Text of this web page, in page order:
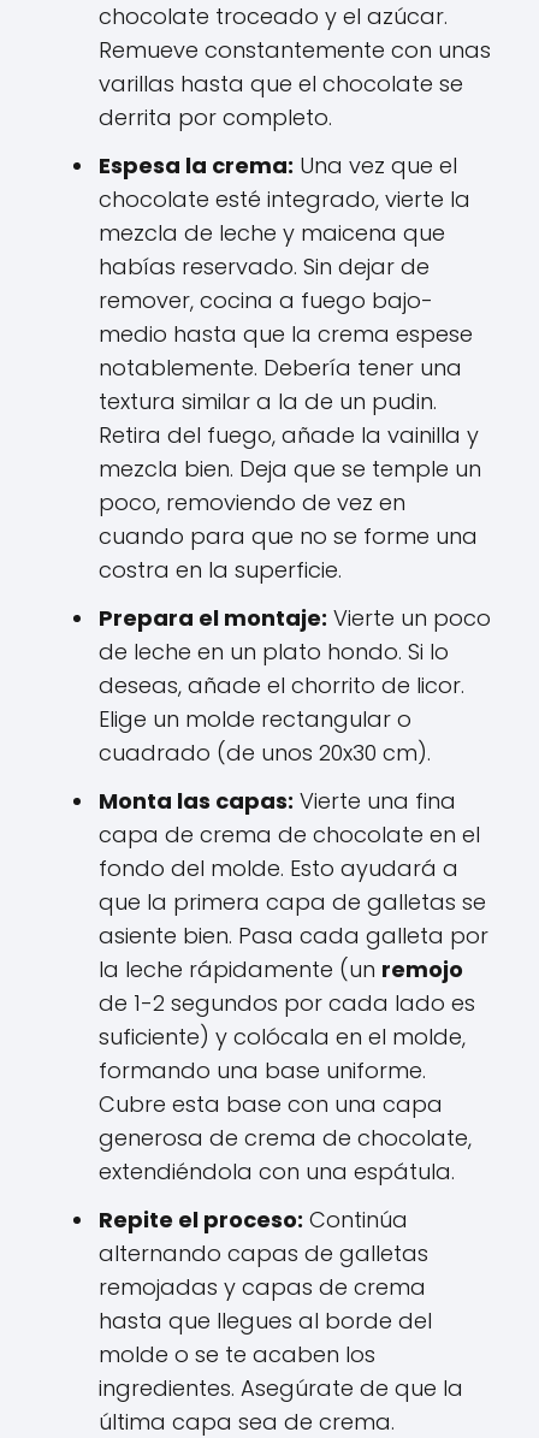
chocolate troceado y el azúcar.
Remueve constantemente con unas
varillas hasta que el chocolate se
derrita por completo.
Espesa la crema: Una vez que el
chocolate esté integrado, vierte la
mezcla de leche y maicena que
habías reservado. Sin dejar de
remover, cocina a fuego bajo-
medio hasta que la crema espese
notablemente. Debería tener una
textura similar a la de un pudin.
Retira del fuego, añade la vainilla y
mezcla bien. Deja que se temple un
poco, removiendo de vez en
cuando para que no se forme una
costra en la superficie.
Prepara el montaje: Vierte un poco
de leche en un plato hondo. Si lo
deseas, añade el chorrito de licor.
Elige un molde rectangular o
cuadrado (de unos 20x30 cm).
Monta las capas: Vierte una fina
capa de crema de chocolate en el
fondo del molde. Esto ayudará a
que la primera capa de galletas se
asiente bien. Pasa cada galleta por
la leche rápidamente (un remojo
de 1-2 segundos por cada lado es
suficiente) y colócala en el molde,
formando una base uniforme.
Cubre esta base con una capa
generosa de crema de chocolate,
extendiéndola con una espátula.
Repite el proceso: Continúa
alternando capas de galletas
remojadas y capas de crema
hasta que llegues al borde del
molde o se te acaben los
ingredientes. Asegúrate de que la
última capa sea de crema.